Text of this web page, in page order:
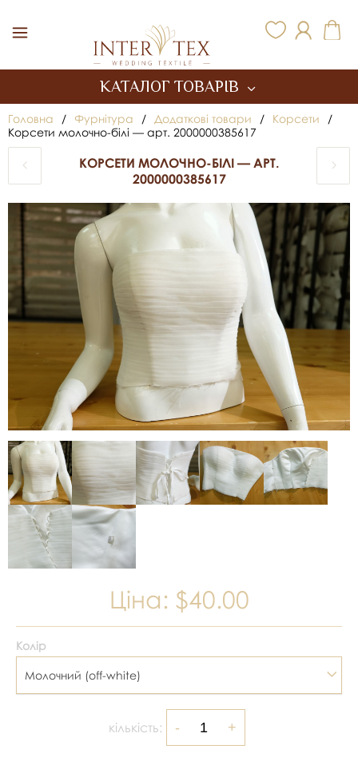
КАТАЛОГ ТОВАРІВ
Головна / Фурнітура / Додаткові товари / Корсети
/
Корсети молочно-білі — арт. 2000000385617
КОРСЕТИ МОЛОЧНО-БІЛІ — АРТ.
2000000385617
Ціна: $40.00
Колір
Молочний (off-white)
кількість: